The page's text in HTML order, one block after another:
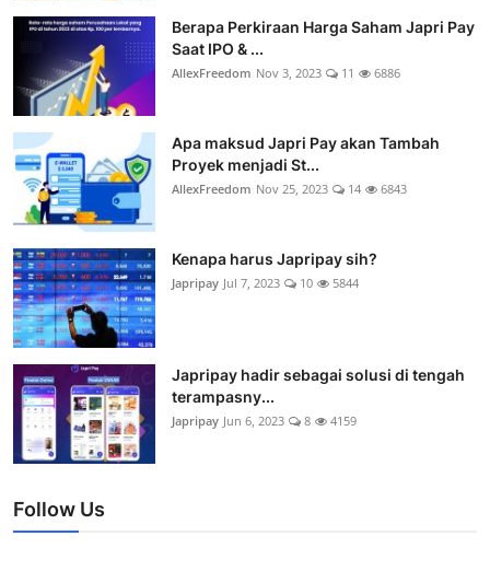
Pendidikan dan Pengembangan Karir
Gallery
Politik dan Pemerintahan
Pandemi COVID-19
Industri Gadget dan Elektronik
Konsumen
Berapa Perkiraan Harga Saham Japri Pay
Saat IPO & ...
AllexFreedom Nov 3, 2023 11 6886
Apa maksud Japri Pay akan Tambah
Proyek menjadi St...
AllexFreedom Nov 25, 2023 14 6843
Kenapa harus Japripay sih?
Japripay Jul 7, 2023 10 5844
Japripay hadir sebagai solusi di tengah
terampasny...
Japripay Jun 6, 2023 8 4159
Follow Us